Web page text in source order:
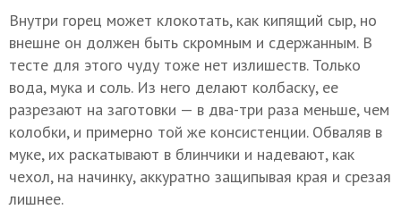
Внутри горец может клокотать, как кипящий сыр, но
внешне он должен быть скромным и сдержанным. В
тесте для этого чуду тоже нет излишеств. Только
вода, мука и соль. Из него делают колбаску, ее
разрезают на заготовки — в два-три раза меньше, чем
колобки, и примерно той же консистенции. Обваляв в
муке, их раскатывают в блинчики и надевают, как
чехол, на начинку, аккуратно защипывая края и срезая
лишнее.